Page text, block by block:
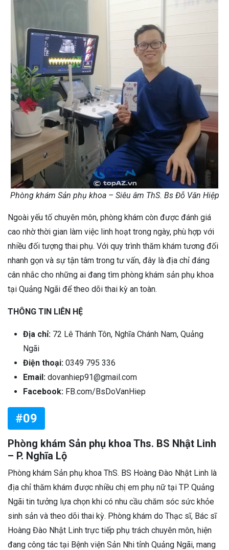
Phòng khám Sản phụ khoa – Siêu âm ThS. Bs Đỗ Văn Hiệp
Ngoài yếu tố chuyên môn, phòng khám còn được đánh giá
cao nhờ thời gian làm việc linh hoạt trong ngày, phù hợp với
nhiều đối tượng thai phụ. Với quy trình thăm khám tương đối
nhanh gọn và sự tận tâm trong tư vấn, đây là địa chỉ đáng
cân nhắc cho những ai đang tìm phòng khám sản phụ khoa
tại Quảng Ngãi để theo dõi thai kỳ an toàn.
THÔNG TIN LIÊN HỆ
Địa chỉ: 72 Lê Thánh Tôn, Nghĩa Chánh Nam, Quảng
Ngãi
Điện thoại: 0349 795 336
Email: dovanhiep91@gmail.com
Facebook: FB.com/BsDoVanHiep
#09
Phòng khám Sản phụ khoa Ths. BS Nhật Linh
– P. Nghĩa Lộ
Phòng khám Sản phụ khoa ThS. BS Hoàng Đào Nhật Linh là
địa chỉ thăm khám được nhiều chị em phụ nữ tại TP. Quảng
Ngãi tin tưởng lựa chọn khi có nhu cầu chăm sóc sức khỏe
sinh sản và theo dõi thai kỳ. Phòng khám do Thạc sĩ, Bác sĩ
Hoàng Đào Nhật Linh trực tiếp phụ trách chuyên môn, hiện
đang công tác tại Bệnh viện Sản Nhi tỉnh Quảng Ngãi, mang